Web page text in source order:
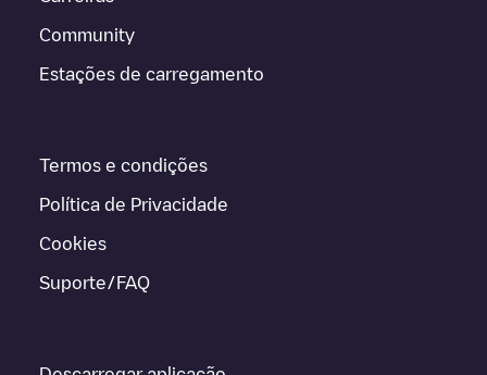
Community
Estações de carregamento
Termos e condições
Política de Privacidade
Cookies
Suporte/FAQ